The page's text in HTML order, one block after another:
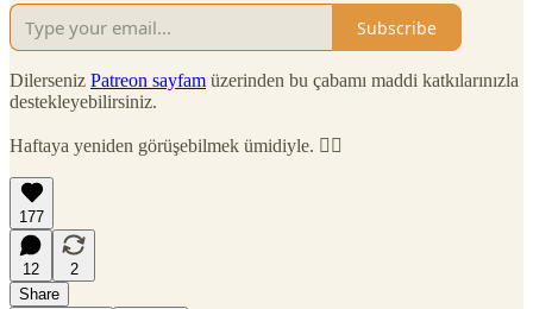
Subscribe
Dilerseniz Patreon sayfam üzerinden bu çabamı maddi katkılarınızla
destekleyebilirsiniz.
Haftaya yeniden görüşebilmek ümidiyle. 🙋‍♂️
177
12
2
Share